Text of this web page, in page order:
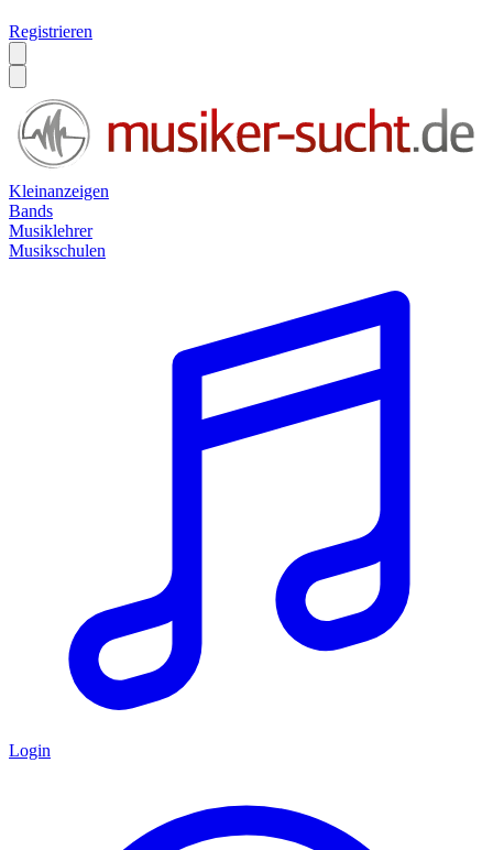
Registrieren
Kleinanzeigen
Bands
Musiklehrer
Musikschulen
Login